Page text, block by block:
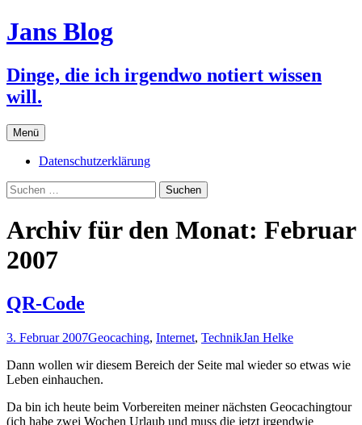
Jans Blog
Dinge, die ich irgendwo notiert wissen
will.
Menü Zum
Inhalt
springen
Datenschutzerklärung
Suchen
nach:
Archiv für den Monat: Februar
2007
QR-Code
3. Februar 2007Geocaching, Internet, TechnikJan Helke
Dann wollen wir diesem Bereich der Seite mal wieder so etwas wie
Leben einhauchen.
Da bin ich heute beim Vorbereiten meiner nächsten Geocachingtour
(ich habe zwei Wochen Urlaub und muss die jetzt irgendwie